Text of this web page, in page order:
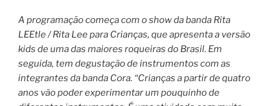
A programação começa com o show da banda Rita
LEEtle / Rita Lee para Crianças, que apresenta a versão
kids de uma das maiores roqueiras do Brasil. Em
seguida, tem degustação de instrumentos com as
integrantes da banda Cora. “Crianças a partir de quatro
anos vão poder experimentar um pouquinho de